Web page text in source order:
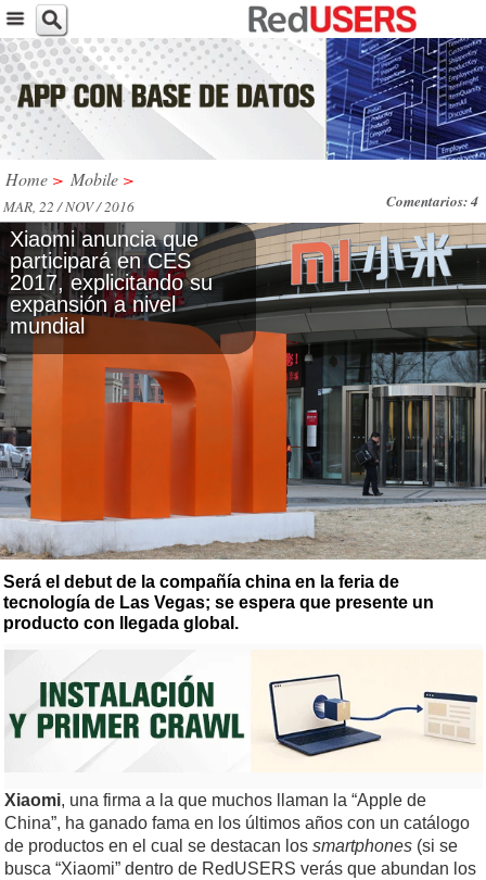
Home > Mobile >
Comentarios: 4
MAR, 22 / NOV / 2016
Xiaomi anuncia que
participará en CES
2017, explicitando su
expansión a nivel
mundial
Será el debut de la compañía china en la feria de
tecnología de Las Vegas; se espera que presente un
producto con llegada global.
Xiaomi, una firma a la que muchos llaman la “Apple de
China”, ha ganado fama en los últimos años con un catálogo
de productos en el cual se destacan los smartphones (si se
busca “Xiaomi” dentro de RedUSERS verás que abundan los